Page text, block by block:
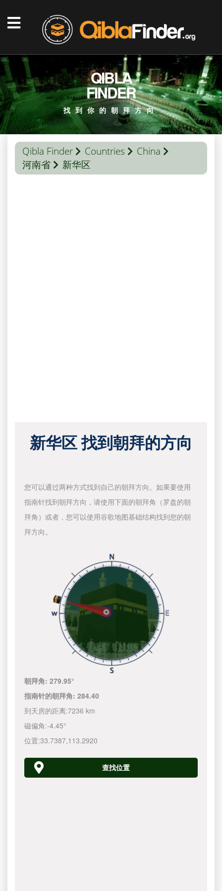
QIBLA
FINDER
找到你的朝拜方向
Qibla Finder Countries
China
河南省
新华区
新华区 找到朝拜的方向
您可以通过两种方式找到自己的朝拜方向。如果要使用
指南针找到朝拜方向，请使用下面的朝拜角（罗盘的朝
拜角）或者，您可以使用谷歌地图基础结构找到您的朝
拜方向。
朝拜角:279.95°
指南针的朝拜角:284.40
到天房的距离:7236 km
磁偏角:-4.45°
位置:33.7387,113.2920
查找位置